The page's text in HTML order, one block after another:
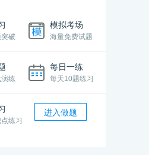
破
模拟考场
海量免费试题
练
每日一练
每天10题练习
练习
进入做题